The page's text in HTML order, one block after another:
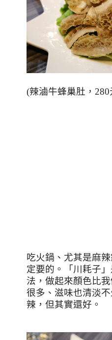
(辣滷牛蜂巢肚，280
吃火鍋、尤其是麻
定要的。「川耗子
法，做起來顏色比
很多、滋味也清淡
辣，但其實還好。